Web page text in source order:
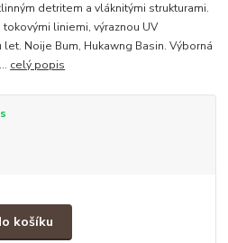
detritem a vláknitými strukturami.
liniemi, výraznou UV
Noije Bum, Hukawng Basin. Výborná
celý popis
košíku